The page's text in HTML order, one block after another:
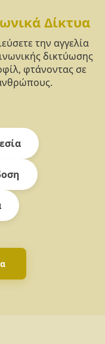
Δίκτυα
την αγγελία
δικτύωσης
φτάνοντας σε